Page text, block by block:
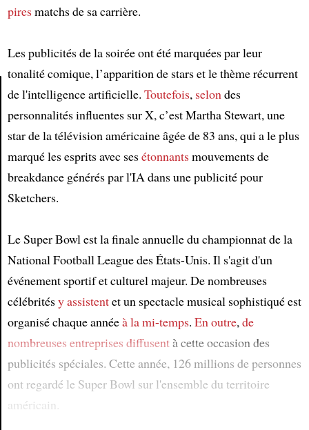
Article
piresmatchs de sa carrière.
Les publicités de la soirée ont été marquées par leur
tonalité comique, l’apparition de stars et le thème récurrent
de l'intelligence artificielle. Toutefois, selondes
personnalités influentes sur X, c’est Martha Stewart, une
star de la télévision américaine âgée de 83 ans, qui a le plus
marqué les esprits avec sesétonnantsmouvements de
breakdance générés par l'IA dans une publicité pour
Sketchers.
Le Super Bowl est la finale annuelle du championnat de la
National Football League des États-Unis. Il s'agit d'un
événement sportif et culturel majeur. De nombreuses
célébritésy assistentet un spectacle musical sophistiqué est
organisé chaque annéeà la mi-temps. En outre,de
nombreuses entreprises diffusentà cette occasion des
publicités spéciales. Cette année, 126 millions de personnes
ont regardé le Super Bowl sur l'ensemble du territoire
américain.